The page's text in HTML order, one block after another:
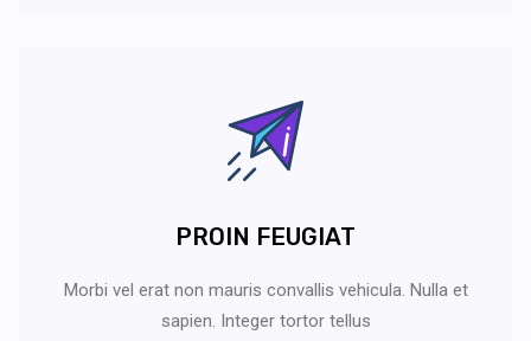
PROIN FEUGIAT
Morbi vel erat non mauris convallis vehicula. Nulla et
sapien. Integer tortor tellus